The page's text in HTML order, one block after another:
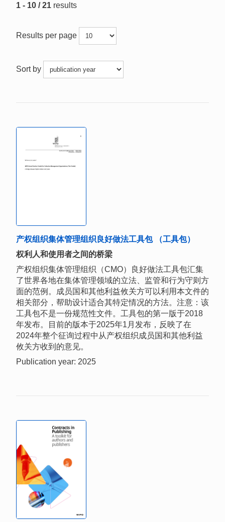
1 - 10 / 21 results
Results per page
Sort by
产权组织集体管理组织良好做法工具包 （工具包）
权利人和使用者之间的桥梁
产权组织集体管理组织（CMO）良好做法工具包汇集
了世界各地在集体管理领域的立法、监管和行为守则方
面的范例。成员国和其他利益攸关方可以利用本文件的
相关部分，帮助设计适合其特定情况的方法。注意：该
工具包不是一份规范性文件。工具包的第一版于2018
年发布。目前的版本于2025年1月发布，反映了在
2024年整个征询过程中从产权组织成员国和其他利益
攸关方收到的意见。
Publication year: 2025